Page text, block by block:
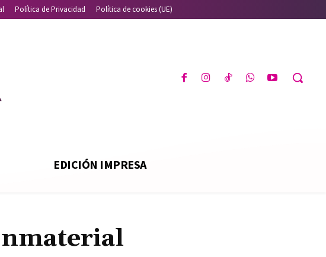
Política de Privacidad Política de cookies (UE)
EDICIÓN IMPRESA